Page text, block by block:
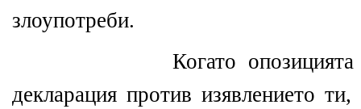
злоупотреби.
Когато
декларация против изявлението ти,